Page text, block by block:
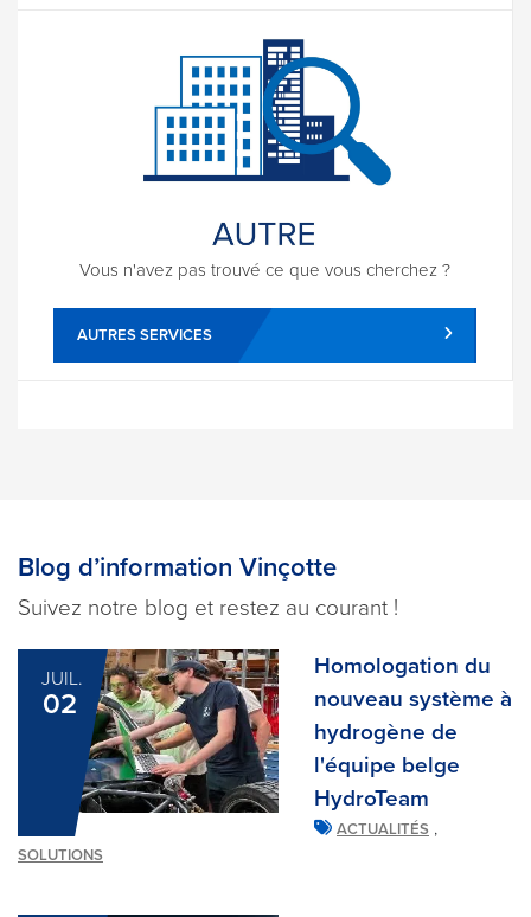
Vous n'avez pas trouvé ce que vous cherchez ?
AUTRES SERVICES
Blog d’information Vinçotte
Suivez notre blog et restez au courant !
JUIL.
02
Homologation du
nouveau système à
hydrogène de
l'équipe belge
HydroTeam
ACTUALITÉS ,
SOLUTIONS